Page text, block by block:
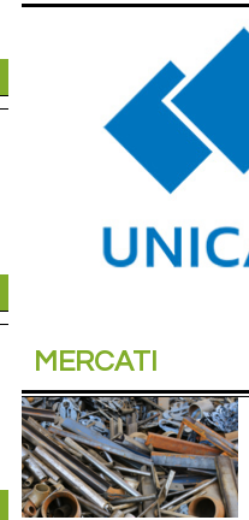
MERCATI